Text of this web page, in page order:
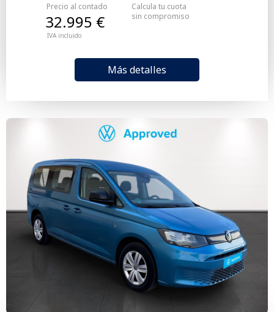
Precio al contado
IVA incluido
32.995 €
Más detalles
Calcula tu cuota
sin compromiso